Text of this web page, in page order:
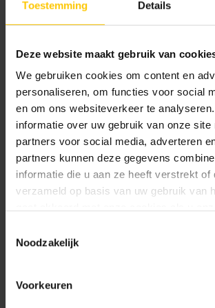
Toestemming Details
Deze website maakt gebruik van
We gebruiken cookies om content en
personaliseren, om functies voor social
en om ons websiteverkeer te
informatie over uw gebruik van onze site
partners voor social media, adverteren
partners kunnen deze gegevens
informatie die u aan ze heeft verstrekt of
verzameld op basis van uw gebruik van
Noodzakelijk
Voorkeuren
A00
8 x 78.5 x 20 8 x 100 x 20
Kleur
Standaard kleuren